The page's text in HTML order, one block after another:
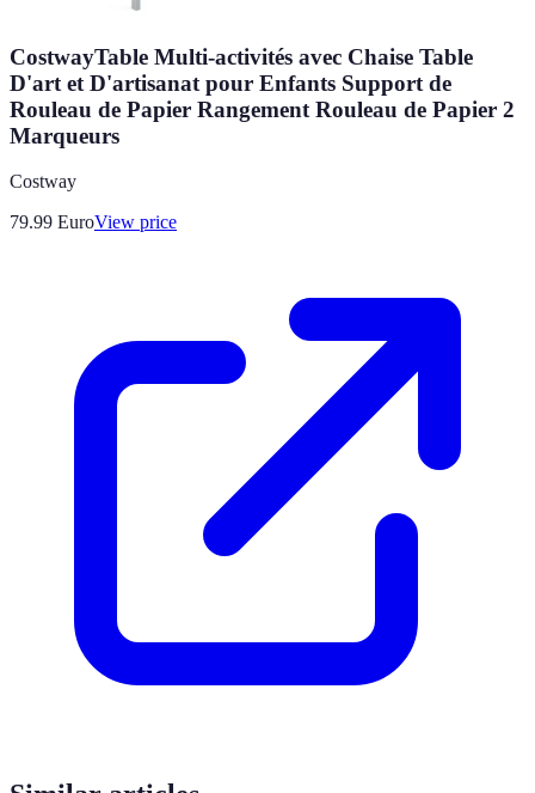
CostwayTable Multi-activités avec Chaise Table
D'art et D'artisanat pour Enfants Support de
Rouleau de Papier Rangement Rouleau de Papier 2
Marqueurs
Costway
79.99 EuroView price